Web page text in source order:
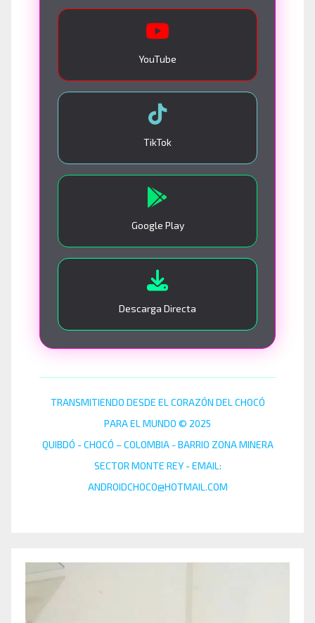
YouTube
TikTok
Google Play
Descarga Directa
TRANSMITIENDO DESDE EL CORAZÓN DEL CHOCÓ
PARA EL MUNDO © 2025
QUIBDÓ - CHOCÓ – COLOMBIA - BARRIO ZONA MINERA
SECTOR MONTE REY - EMAIL:
ANDROIDCHOCO@HOTMAIL.COM